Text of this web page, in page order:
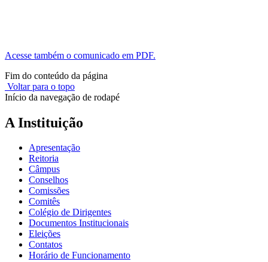
Acesse também o comunicado em PDF.
Fim do conteúdo da página
Voltar para o topo
Início da navegação de rodapé
A Instituição
Apresentação
Reitoria
Câmpus
Conselhos
Comissões
Comitês
Colégio de Dirigentes
Documentos Institucionais
Eleições
Contatos
Horário de Funcionamento